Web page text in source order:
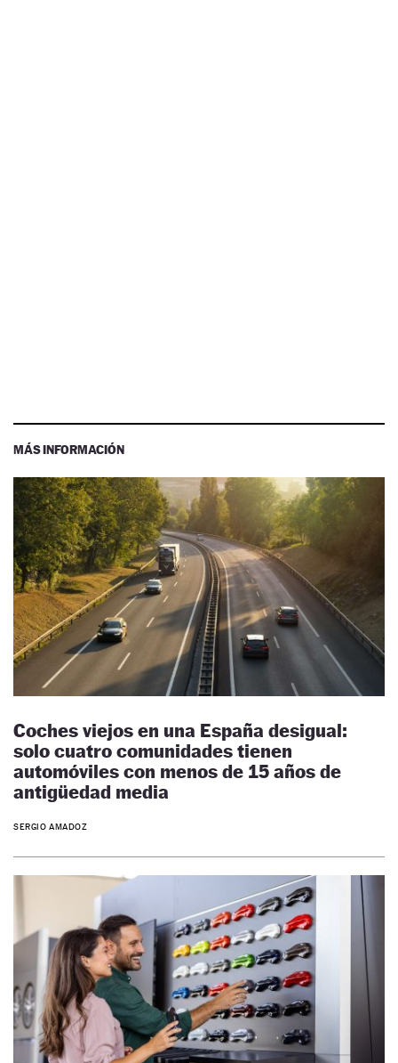
MÁS INFORMACIÓN
Coches viejos en una España desigual:
solo cuatro comunidades tienen
automóviles con menos de 15 años de
antigüedad media
SERGIO AMADOZ